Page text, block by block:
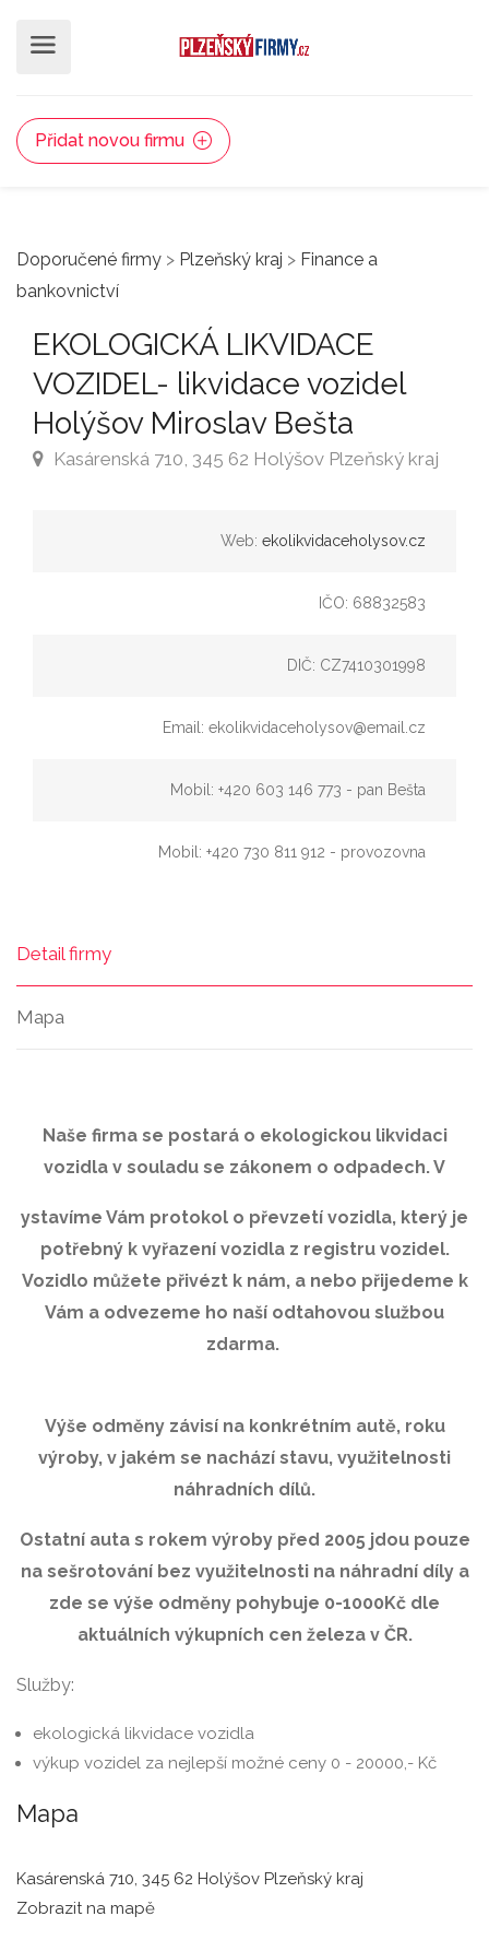
Přidat novou firmu
Doporučené firmy > Plzeňský kraj > Finance a
bankovnictví
EKOLOGICKÁ LIKVIDACE
VOZIDEL- likvidace vozidel
Holýšov Miroslav Bešta
Kasárenská 710, 345 62 Holýšov Plzeňský kraj
Web: ekolikvidaceholysov.cz
IČO: 68832583
DIČ: CZ7410301998
Email: ekolikvidaceholysov@email.cz
Mobil: +420 603 146 773 - pan Bešta
Mobil: +420 730 811 912 - provozovna
Detail firmy
Mapa
Naše firma se postará o ekologickou likvidaci
vozidla v souladu se zákonem o odpadech. V
ystavíme Vám protokol o převzetí vozidla, který je
potřebný k vyřazení vozidla z registru vozidel.
Vozidlo můžete přivézt k nám, a nebo přijedeme k
Vám a odvezeme ho naší odtahovou službou
zdarma.
Výše odměny závisí na konkrétním autě, roku
výroby, v jakém se nachází stavu, využitelnosti
náhradních dílů.
Ostatní auta s rokem výroby před 2005 jdou pouze
na sešrotování bez využitelnosti na náhradní díly a
zde se výše odměny pohybuje 0-1000Kč dle
aktuálních výkupních cen železa v ČR.
Služby:
ekologická likvidace vozidla
výkup vozidel za nejlepší možné ceny 0 - 20000,- Kč
Mapa
Kasárenská 710, 345 62 Holýšov Plzeňský kraj
Zobrazit na mapě